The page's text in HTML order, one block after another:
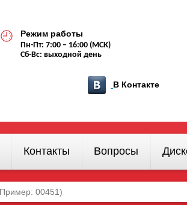
Режим работы
Пн-Пт: 7:00 – 16:00 (МСК)
Сб-Вс: выходной день
В Контакте
Контакты Вопросы